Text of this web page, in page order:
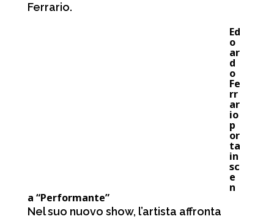
Ferrario.
Ed
o
ar
d
o
Fe
rr
ar
io
p
or
ta
in
sc
e
n
a “Performante”
Nel suo nuovo show, l’artista affronta